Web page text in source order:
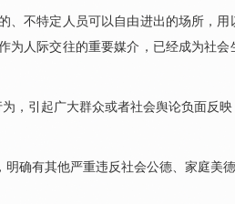
不特定人员可以自由进出的场所，用
人际交往的重要媒介，已经成为社
引起广大群众或者社会舆论负面反
有其他严重违反社会公德、家庭美德